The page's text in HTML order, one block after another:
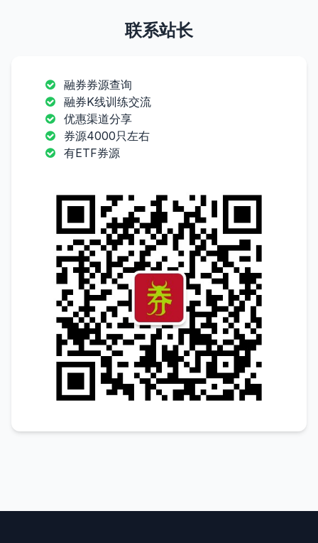
联系站长
融券券源查询
融券K线训练交流
优惠渠道分享
券源4000只左右
有ETF券源